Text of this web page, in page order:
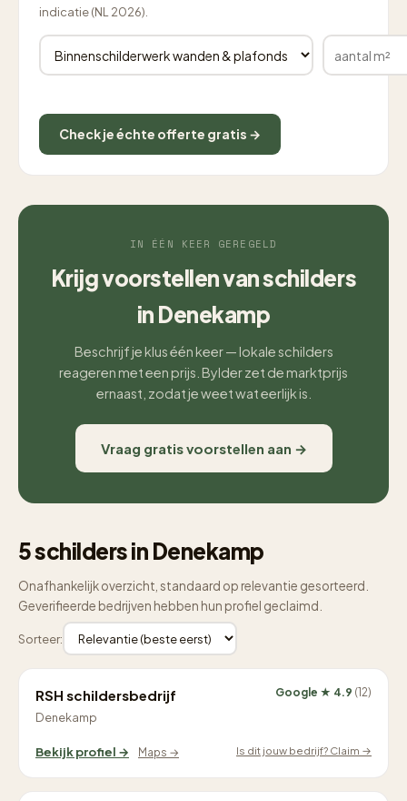
indicatie (NL 2026).
Check je échte offerte gratis →
IN ÉÉN KEER GEREGELD
Krijg voorstellen van schilders
in Denekamp
Beschrijf je klus één keer — lokale schilders
reageren met een prijs. Bylder zet de marktprijs
ernaast, zodat je weet wat eerlijk is.
Vraag gratis voorstellen aan →
5 schilders in Denekamp
Onafhankelijk overzicht, standaard op relevantie gesorteerd.
Geverifieerde bedrijven hebben hun profiel geclaimd.
Sorteer:
RSH schildersbedrijf
Denekamp
Google ★ 4.9 (12)
Bekijk profiel → Maps → Is dit jouw bedrijf? Claim →